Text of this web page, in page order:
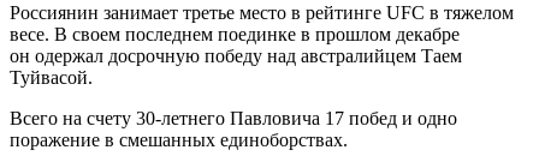
Россиянин занимает третье место в рейтинге UFC в тяжелом
весе. В своем последнем поединке в прошлом декабре
он одержал досрочную победу над австралийцем Таем
Туйвасой.
Всего на счету 30-летнего Павловича 17 побед и одно
поражение в смешанных единоборствах.